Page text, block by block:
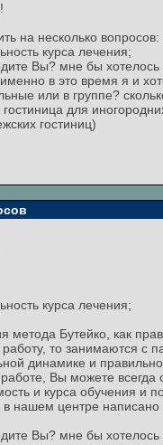
на несколько вопросов:
курса лечения;
Вы? мне бы
в это время я и
или в группе?
для
гостиниц)
курса лечения;
метода Бутейко, как
то занимаются с
динамике и
Вы можете всегда
и курса обучения и
в нашем центре написано
Вы? мне бы